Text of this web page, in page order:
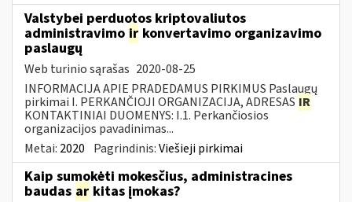
Valstybei perduotos kriptovaliutos
administravimo ir konvertavimo organizavimo
paslaugų
Web turinio sąrašas 2020-08-25
INFORMACIJA APIE PRADEDAMUS PIRKIMUS Paslaugų
pirkimai I. PERKANČIOJI ORGANIZACIJA, ADRESAS IR
KONTAKTINIAI DUOMENYS: I.1. Perkančiosios
organizacijos pavadinimas...
Metai: 2020 Pagrindinis:Viešieji pirkimai
Kaip sumokėti mokesčius, administracines
baudas ar kitas įmokas?